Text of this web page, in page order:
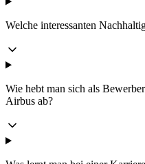
Welche interessanten
Wie hebt man sich als
Airbus ab?